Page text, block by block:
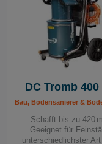
DC Tromb 400
Bau, Bodensanierer &
Schafft bis zu 420
Geeignet für
unterschiedlichster